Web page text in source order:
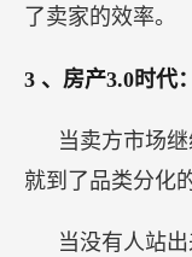
了卖家的效率。
3 、房产3.0时代
当卖方市场
就到了品类分化
当没有人站